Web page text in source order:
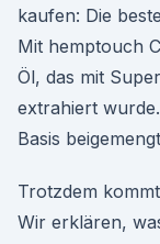
kaufen: Die
Mit hemptouch
Öl, das mit
extrahiert
Basis
Trotzdem
Wir erklären,